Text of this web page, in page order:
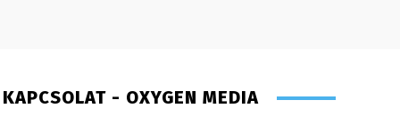
KAPCSOLAT - OXYGEN MEDIA